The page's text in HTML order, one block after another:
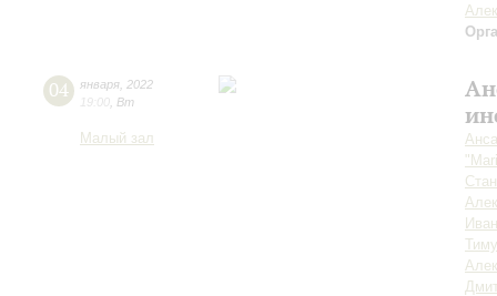
04 января 2022
19:00 Вт
Малый зал